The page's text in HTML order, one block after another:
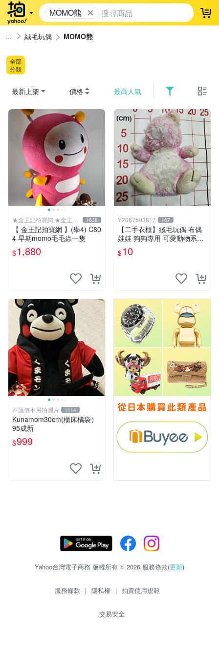
MOMO熊 登
絨毛玩偶 MOMO熊
全部
分類
最新上架 價格 最高人氣
★金王記拍寶網 ★金王記
拍寶趣
1638
【 金王記拍寶網 】(學4) C80
4 早期momo毛毛蟲一隻
$1,880
Y2067503817 167
【二手衣櫃】絨毛玩偶 布偶
娃娃 狗狗專用 可愛動物系列
耐咬耐磨玩具 玩偶 粉紅熊寵
物玩具 1120929
$10
不議價不另拍圖片 1114
Kunamom30cm(櫃床橘袋）
95成新
$999
Yahoo台灣電子商務 版權所有 © 2026 服務條款(更新)
服務條款 | 隱私權 | 拍賣使用規範
交易安全